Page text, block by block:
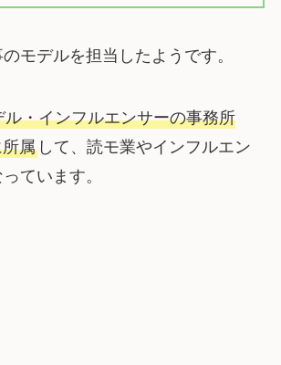
モデルを担当したようです。
ル・インフルエンサーの事務所
属して、読モ業やインフルエン
ています。